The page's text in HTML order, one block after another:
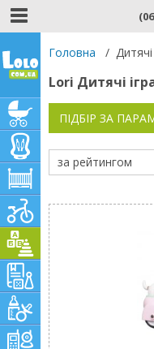
Головна /
Lori Дитячі
ПІДБІР ЗА
за рейтингом